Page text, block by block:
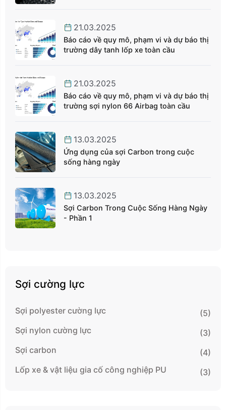
21.03.2025
Báo cáo về quy mô, phạm vi và dự báo thị
trường dây tanh lốp xe toàn cầu
21.03.2025
Báo cáo về quy mô, phạm vi và dự báo thị
trường sợi nylon 66 Airbag toàn cầu
13.03.2025
Ứng dụng của sợi Carbon trong cuộc
sống hàng ngày
13.03.2025
Sợi Carbon Trong Cuộc Sống Hàng Ngày
- Phần 1
Sợi cường lực
Sợi polyester cường lực
(5)
Sợi nylon cường lực
(3)
Sợi carbon
(4)
Lốp xe & vật liệu gia cố công nghiệp PU
(3)